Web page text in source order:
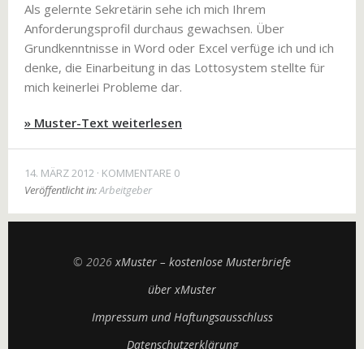
Als gelernte Sekretärin sehe ich mich Ihrem
Anforderungsprofil durchaus gewachsen. Über
Grundkenntnisse in Word oder Excel verfüge ich und ich
denke, die Einarbeitung in das Lottosystem stellte für
mich keinerlei Probleme dar.
» Muster-Text weiterlesen
14. MÄRZ 2012 KOMMENTARE 0
Veröffentlicht in:Arbeitgeber
© 2026xMuster – kostenlose Musterbriefe
über xMuster
Impressum und Haftungsausschluss
Datenschutzerklärung